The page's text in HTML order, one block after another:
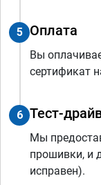
5 Оплата
Вы
сертификат
6 Тест-
Мы
прошивки, и
исправен).